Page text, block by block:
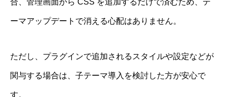
合、管理画面から CSS を追加するだけで済むため、テ
ーマアップデートで消える心配はありません。
ただし、プラグインで追加されるスタイルや設定などが
関与する場合は、子テーマ導入を検討した方が安心で
す。